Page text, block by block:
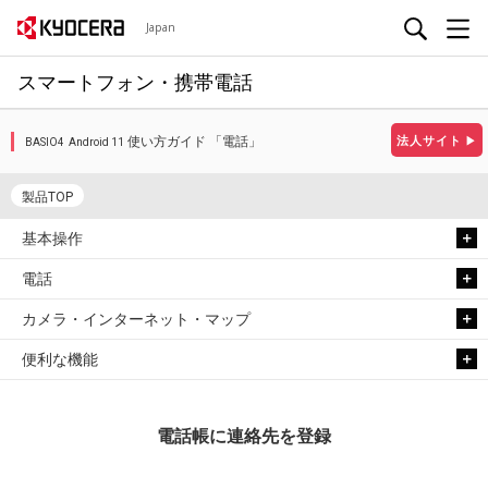
Japan
スマートフォン・携帯電話
法人サイト ▶
BASIO4 Android 11 使い方ガイド 「電話」
製品TOP
基本操作
電話
カメラ・インターネット・マップ
便利な機能
電話帳に連絡先を登録